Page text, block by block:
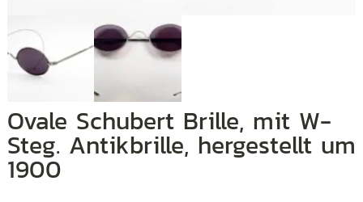
Ovale Schubert Brille, mit W-
Steg. Antikbrille, hergestellt um
1900
+
+